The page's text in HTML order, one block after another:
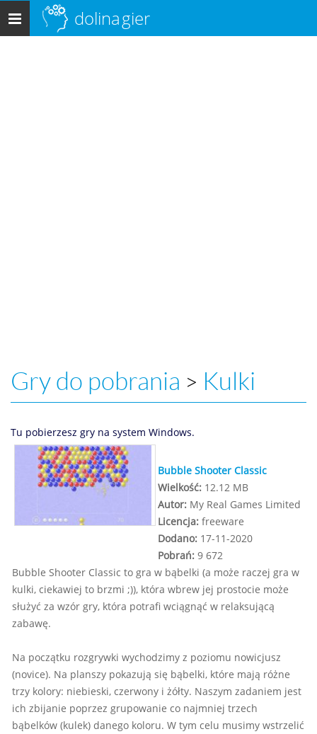
Menu
główne
dolinagier
Gry do pobrania > Kulki
Tu pobierzesz gry na system Windows.
Bubble Shooter Classic
Wielkość: 12.12 MB
Autor: My Real Games Limited
Licencja: freeware
Dodano: 17-11-2020
Pobrań: 9 672
Bubble Shooter Classic to gra w bąbelki (a może raczej gra w
kulki, ciekawiej to brzmi ;)), która wbrew jej prostocie może
służyć za wzór gry, która potrafi wciągnąć w relaksującą
zabawę.
Na początku rozgrywki wychodzimy z poziomu nowicjusz
(novice). Na planszy pokazują się bąbelki, które mają różne
trzy kolory: niebieski, czerwony i żółty. Naszym zadaniem jest
ich zbijanie poprzez grupowanie co najmniej trzech
bąbelków (kulek) danego koloru. W tym celu musimy wstrzelić